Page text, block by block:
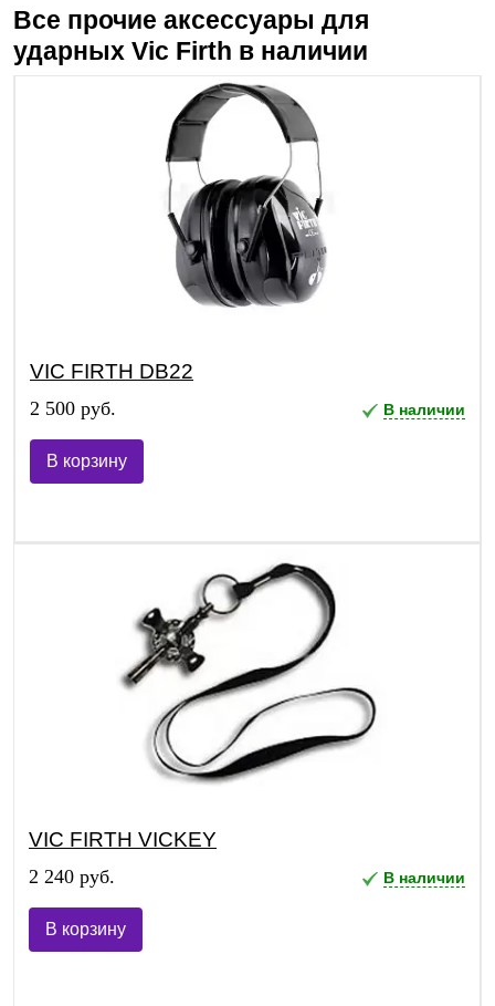
Все прочие аксессуары для
ударных Vic Firth в наличии
VIC FIRTH DB22
2 500 руб. В наличии
В корзину
VIC FIRTH VICKEY
2 240 руб. В наличии
В корзину